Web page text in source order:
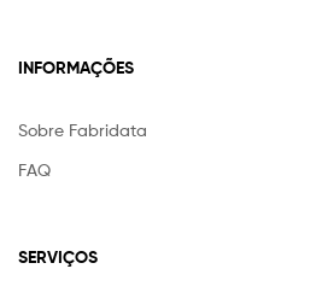
INFORMAÇÕES
Sobre Fabridata
FAQ
SERVIÇOS